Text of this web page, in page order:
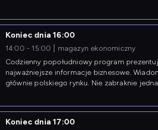
Koniec dnia 16:00
14:00 - 15:00
magazyn ekonomiczny
Codzienny popołudniowy program
najważniejsze informacje biznesowe.
głównie polskiego rynku. Nie zabraknie
Koniec dnia 17:00